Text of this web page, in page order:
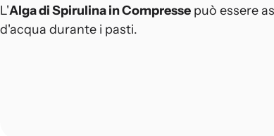
L'Alga di Spirulina in Compresse può essere
d'acqua durante i pasti.